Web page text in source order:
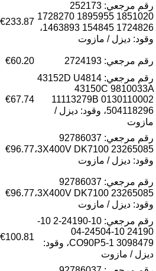
رقم مرجعي: 252173
1851020 1895955 1728270
1724826 154845 1463893،
وقود: ديزل / مازوت
€233.87
رقم مرجعي: 2724193 €60.20
رقم مرجعي: 43152D U4814
43150C 9810033A
11113279B 0130110002
504118296، وقود: ديزل /
مازوت
€67.74
رقم مرجعي: 92786037
3X400V DK7100 23265085،
وقود: ديزل / مازوت
€96.77
رقم مرجعي: 92786037
3X400V DK7100 23265085،
وقود: ديزل / مازوت
€96.77
رقم مرجعي: 10-24190-2 10-
24190 10-24504-04
3098479 CO90P5-1، وقود:
ديزل / مازوت
€100.81